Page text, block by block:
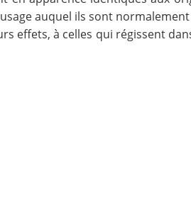
auquel ils sont
effets, à celles qui régissent